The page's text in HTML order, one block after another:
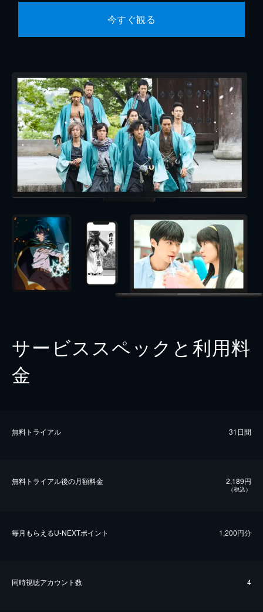
今すぐ観る
サービススペックと利用料
金
無料トライアル 31日間
無料トライアル後の⽉額料金 2,189円
（税込）
毎⽉もらえるU-NEXTポイント 1,200円分
同時視聴アカウント数 4